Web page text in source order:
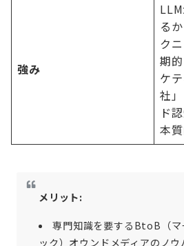
強み
る
ク
期
ケ
社
ド
本
メリット:
専門知識を要するBtoB（マ
ック）オウンドメディアのノ